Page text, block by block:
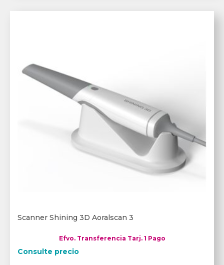
Scanner Shining 3D Aoralscan 3
Efvo. Transferencia Tarj. 1 Pago
Consulte precio